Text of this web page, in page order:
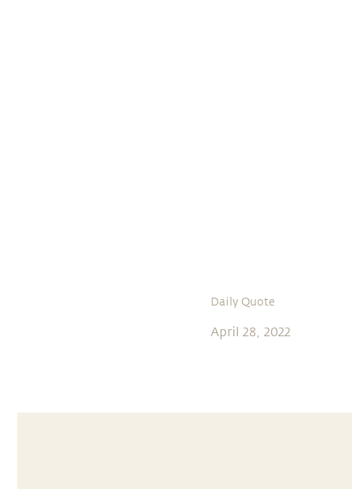
Daily Quote
April 28, 2022